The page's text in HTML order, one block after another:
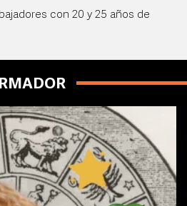
con 20 y 25 años de